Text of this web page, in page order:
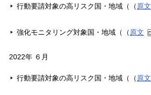
行動要請対象の高リスク国・地域（（ 原文
強化モニタリング対象国・地域（（ 原文
2022年 ６月
行動要請対象の高リスク国・地域（（ 原文